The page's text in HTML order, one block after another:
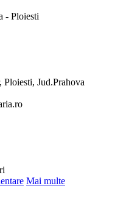
- Ploiesti
Jud.Prahova
Mai multe